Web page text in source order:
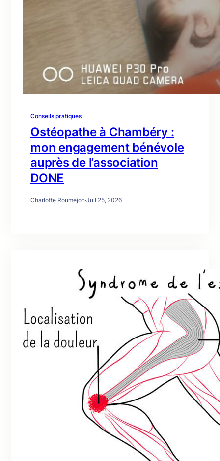
Conseils pratiques
Ostéopathe à Chambéry :
mon engagement bénévole
auprès de l’association
DONE
Charlotte Roumejon·Juil 25, 2026